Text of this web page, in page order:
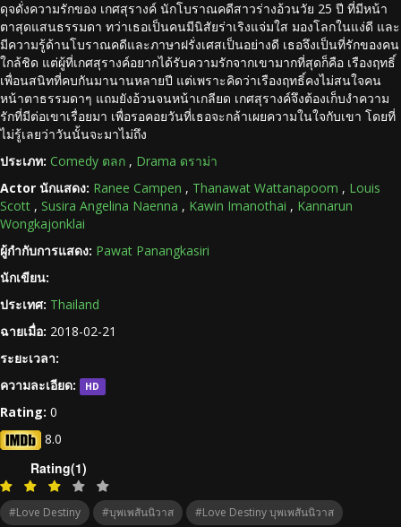
ดุจดั่งความรักของ เกศสุรางค์ นักโบราณคดีสาวร่างอ้วนวัย 25 ปี ที่มีหน้า
ตาสุดแสนธรรมดา ทว่าเธอเป็นคนมีนิสัยร่าเริงแจ่มใส มองโลกในแง่ดี และ
มีความรู้ด้านโบราณคดีและภาษาฝรั่งเศสเป็นอย่างดี เธอจึงเป็นที่รักของคน
ใกล้ชิด แต่ผู้ที่เกศสุรางค์อยากได้รับความรักจากเขามากที่สุดก็คือ เรืองฤทธิ์
เพื่อนสนิทที่คบกันมานานหลายปี แต่เพราะคิดว่าเรืองฤทธิ์คงไม่สนใจคน
หน้าตาธรรมดาๆ แถมยังอ้วนจนหน้าเกลียด เกศสุรางค์จึงต้องเก็บงำความ
รักที่มีต่อเขาเรื่อยมา เพื่อรอคอยวันที่เธอจะกล้าเผยความในใจกับเขา โดยที่
ไม่รู้เลยว่าวันนั้นจะมาไม่ถึง
ประเภท: Comedy ตลก , Drama ดราม่า
Actor นักแสดง: Ranee Campen , Thanawat Wattanapoom , Louis
Scott , Susira Angelina Naenna , Kawin Imanothai , Kannarun
Wongkajonklai
ผู้กำกับการแสดง: Pawat Panangkasiri
นักเขียน:
ประเทศ: Thailand
ฉายเมื่อ: 2018-02-21
ระยะเวลา:
ความละเอียด:
HD
Rating: 0
8.0
Rating(1)
#Love Destiny #บุพเพสันนิวาส #Love Destiny บุพเพสันนิวาส